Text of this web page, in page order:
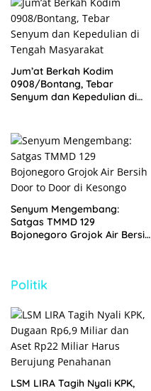
Jum’at Berkah Kodim
0908/Bontang, Tebar
Senyum dan Kepedulian di
Senyum Mengembang:
Satgas TMMD 129
Bojonegoro Grojok Air Bersih
Politik
LSM LIRA Tagih Nyali KPK,